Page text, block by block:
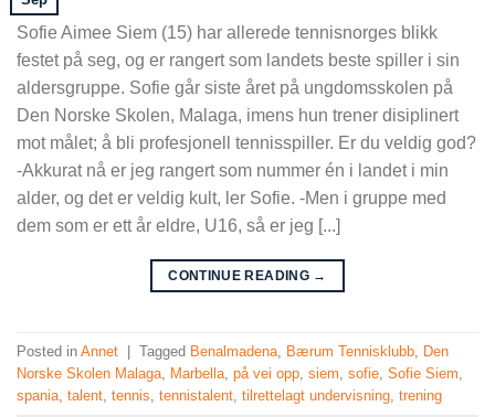
Sofie Aimee Siem (15) har allerede tennisnorges blikk
festet på seg, og er rangert som landets beste spiller i sin
aldersgruppe. Sofie går siste året på ungdomsskolen på
Den Norske Skolen, Malaga, imens hun trener disiplinert
mot målet; å bli profesjonell tennisspiller. Er du veldig god?
-Akkurat nå er jeg rangert som nummer én i landet i min
alder, og det er veldig kult, ler Sofie. -Men i gruppe med
dem som er ett år eldre, U16, så er jeg [...]
CONTINUE READING →
Posted in Annet | Tagged Benalmadena Bærum Tennisklubb Den
Norske Skolen Malaga Marbella på vei opp siem sofie Sofie Siem
spania talent tennis tennistalent tilrettelagt undervisning trening